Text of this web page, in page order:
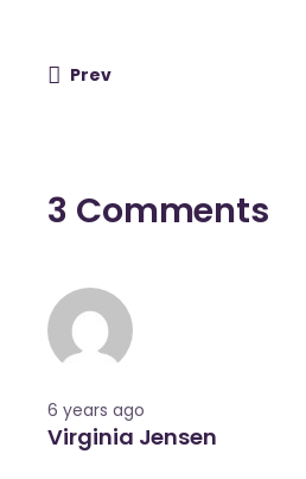
Prev
3 Comments
6 years ago
Virginia Jensen